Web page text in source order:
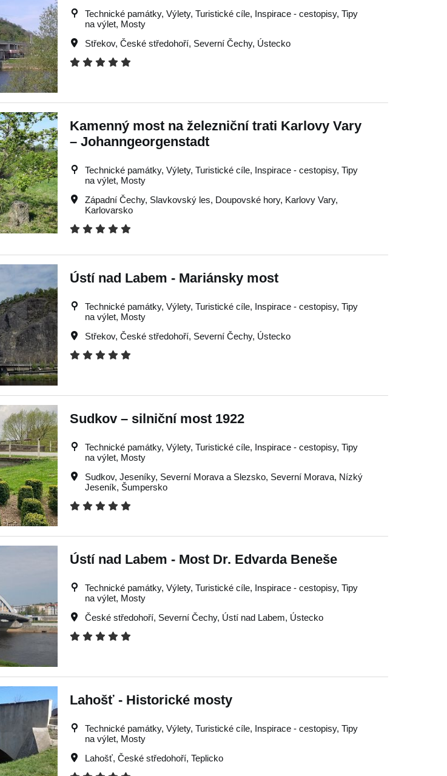
Technické památky, Výlety, Turistické cíle, Inspirace - cestopisy, Tipy
na výlet, Mosty
Střekov,České středohoří, Severní Čechy, Ústecko
Kamenný most na železniční trati Karlovy Vary
– Johanngeorgenstadt
Technické památky, Výlety, Turistické cíle, Inspirace - cestopisy, Tipy
na výlet, Mosty
Západní Čechy, Slavkovský les, Doupovské hory, Karlovy Vary,
Karlovarsko
Ústí nad Labem - Mariánsky most
Technické památky, Výlety, Turistické cíle, Inspirace - cestopisy, Tipy
na výlet, Mosty
Střekov,České středohoří, Severní Čechy, Ústecko
Sudkov – silniční most 1922
Technické památky, Výlety, Turistické cíle, Inspirace - cestopisy, Tipy
na výlet, Mosty
Sudkov,Jeseníky, Severní Morava a Slezsko, Severní Morava, Nízký
Jeseník, Šumpersko
Ústí nad Labem - Most Dr. Edvarda Beneše
Technické památky, Výlety, Turistické cíle, Inspirace - cestopisy, Tipy
na výlet, Mosty
České středohoří, Severní Čechy, Ústí nad Labem, Ústecko
Lahošť - Historické mosty
Technické památky, Výlety, Turistické cíle, Inspirace - cestopisy, Tipy
na výlet, Mosty
Lahošť,České středohoří,Teplicko